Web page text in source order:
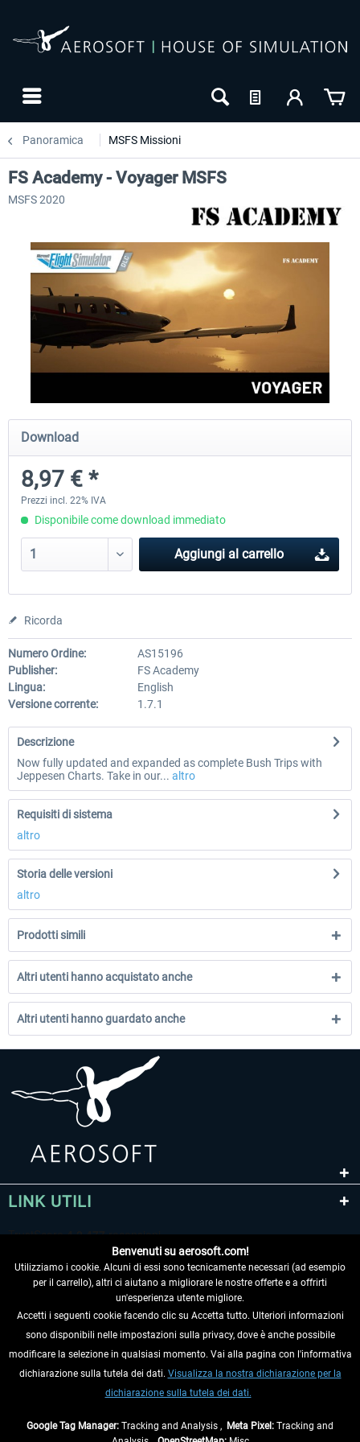
Panoramica MSFS Missioni
Perfect Flight - Flying Germany MSFS
15,25 € *
Perfect Flight - FS Explorer -
FS Academy - Voyager MSFS
MSFS 2020
Download
8,97 € *
Prezzi incl. 22% IVA
Disponibile come download immediato
Aggiungi al carrello
Ricorda
Numero Ordine:
AS15196
Publisher:
FS Academy
Lingua:
English
Versione corrente:
1.7.1
Descrizione
Now fully updated and expanded as complete Bush Trips with
Jeppesen Charts. Take in our... altro
Requisiti di sistema
altro
Storia delle versioni
altro
Prodotti simili
Altri utenti hanno acquistato anche
Altri utenti hanno guardato anche
LINK UTILI
RECEDERE DAL CONTRATTO
INFORMAZIONI
Benvenuti su aerosoft.com!
Utilizziamo i cookie. Alcuni di essi sono tecnicamente necessari (ad esempio
per il carrello), altri ci aiutano a migliorare le nostre offerte e a offrirti
un'esperienza utente migliore.
Accetti i seguenti cookie facendo clic su Accetta tutto. Ulteriori informazioni
sono disponibili nelle impostazioni sulla privacy, dove è anche possibile
modificare la selezione in qualsiasi momento. Vai alla pagina con l'informativa
dichiarazione sulla tutela dei dati. Visualizza la nostra dichiarazione per la
dichiarazione sulla tutela dei dati.
Google Tag Manager: Tracking and Analysis , Meta Pixel: Tracking and